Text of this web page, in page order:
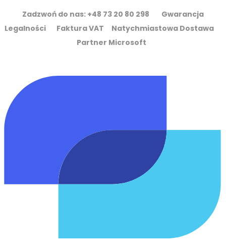
Zadzwoń do nas: +48 73 20 80 298 Gwarancja
Legalności Faktura VAT Natychmiastowa Dostawa
Partner Microsoft